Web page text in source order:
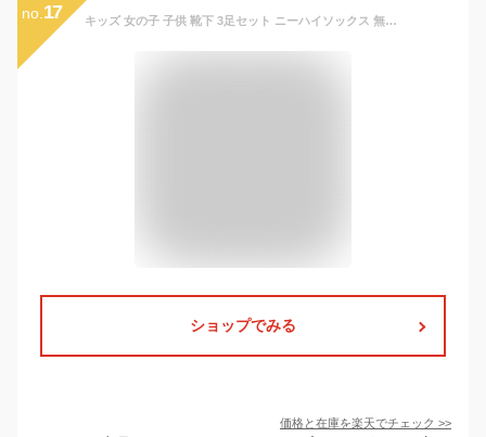
no. 17 キッズ 女の子 子供 靴下 3足セット ニーハイソックス 無地 オーバーニーソックス レッグウェア ガールズソックス ルーズソックス こども ニーハイ くつ下 女児靴下 小学校 小学生 子供用 入学式 入学 卒業式 通学 お誕生日 発表会 プレゼント 送
ショップでみる
価格と在庫を楽天でチェック >>